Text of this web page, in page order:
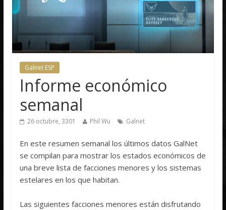
Galnet ESP
Informe económico
semanal
26 octubre, 3301 Phil Wu Galnet
En este resumen semanal los últimos datos GalNet
se compilan para mostrar los estados económicos de
una breve lista de facciones menores y los sistemas
estelares en los que habitan.
Las siguientes facciones menores están disfrutando